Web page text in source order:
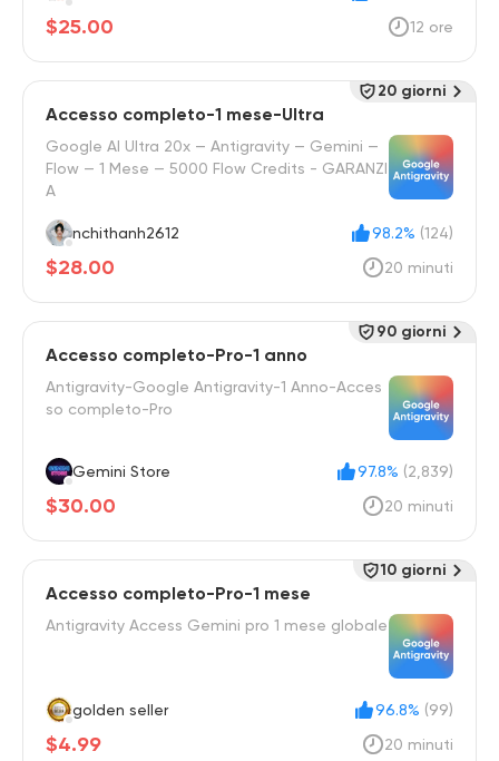
$25.00 12 ore
Accesso completo-1 mese-Ultra
Google AI Ultra 20x — Antigravity — Gemini —
Flow — 1 Mese — 5000 Flow Credits - GARANZI
A
nchithanh2612 98.2% (124)
$28.00 20 minuti
20 giorni
Accesso completo-Pro-1 anno
Antigravity-Google Antigravity-1 Anno-Acces
so completo-Pro
Gemini Store 97.8% (2,839)
$30.00 20 minuti
90 giorni
Accesso completo-Pro-1 mese
Antigravity Access Gemini pro 1 mese globale
golden seller 96.8% (99)
$4.99 20 minuti
10 giorni